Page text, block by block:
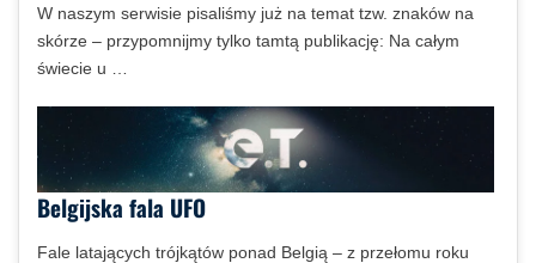
W naszym serwisie pisaliśmy już na temat tzw. znaków na
skórze – przypomnijmy tylko tamtą publikację: Na całym
świecie u …
Belgijska fala UFO
Fale latających trójkątów ponad Belgią – z przełomu roku